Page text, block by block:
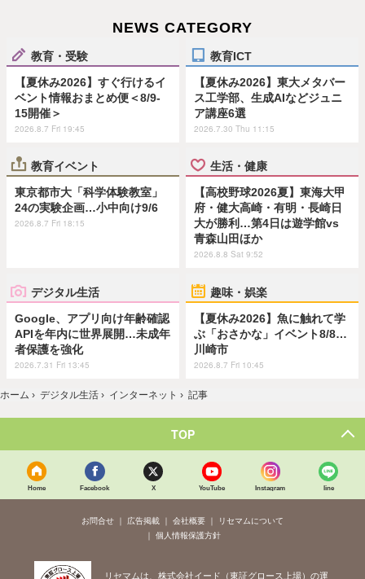
NEWS CATEGORY
教育・受験
【夏休み2026】すぐ行けるイ
ベント情報おまとめ便＜8/9-
15開催＞
2026.8.7 Fri 19:45
教育ICT
【夏休み2026】東大メタバー
ス工学部、生成AIなどジュニ
ア講座6選
2026.7.30 Thu 11:15
教育イベント
東京都市大「科学体験教室」
24の実験企画…小中向け9/6
2026.8.7 Fri 18:15
生活・健康
【高校野球2026夏】東海大甲
府・健大高崎・有明・長崎日
大が勝利…第4日は遊学館vs
青森山田ほか
2026.8.8 Sat 9:52
デジタル生活
Google、アプリ向け年齢確認
APIを年内に世界展開…未成年
者保護を強化
2026.7.31 Fri 13:45
趣味・娯楽
【夏休み2026】魚に触れて学
ぶ「おさかな」イベント8/8…
川崎市
2026.8.7 Fri 10:45
ホーム › デジタル生活 › インターネット › 記事
TOP
Home Facebook X YouTube Instagram line
お問合せ 広告掲載 会社概要
リセマムについて
個人情報保護方針
リセマムは、株式会社イード（東証グロース上場）の運